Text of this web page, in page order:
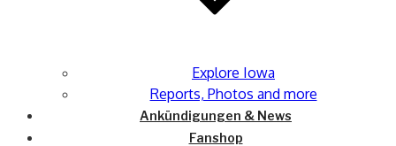
Explore Iowa
Reports, Photos and more
Ankündigungen & News
Fanshop